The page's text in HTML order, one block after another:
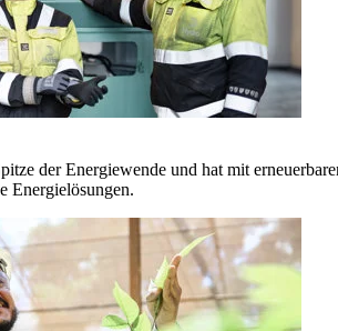
der Energiewende und hat mit
Energielösungen.